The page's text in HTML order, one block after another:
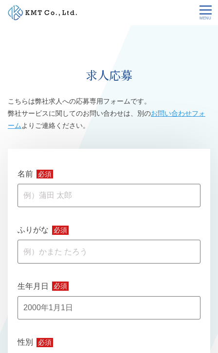
Skip
お客様の声
採用情報
求人応募
こちらは弊社求人への応募専用フォームです。
弊社サービスに関してのお問い合わせは、別のお問い合わせフォ
ーム よりご連絡ください。
名前 必須
ふりがな 必須
生年月日 必須
性別 必須